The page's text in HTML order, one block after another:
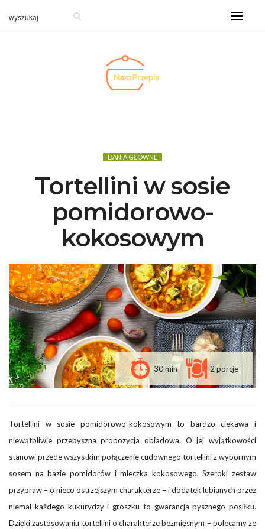
DANIA GŁÓWNE
Tortellini w sosie
pomidorowo-
kokosowym
Tortellini w sosie pomidorowo-kokosowym to bardzo ciekawa i
niewątpliwie przepyszna propozycja obiadowa. O jej wyjątkowości
stanowi przede wszystkim połączenie cudownego tortellini z wybornym
sosem na bazie pomidorów i mleczka kokosowego. Szeroki zestaw
przypraw – o nieco ostrzejszym charakterze – i dodatek lubianych przez
niemal każdego kukurydzy i groszku to gwarancja pysznego posiłku.
Dzięki zastosowaniu tortellini o charakterze bezmięsnym – polecamy ze
30 min 2 porcje